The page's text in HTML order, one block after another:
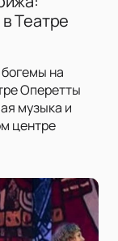
Театре
на
Оперетты
музыка и
центре